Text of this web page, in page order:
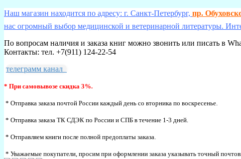
Наш магазин находится по адресу: г. Санкт-Петербург, пр.
нас огромный выбор медицинской и ветеринарной литературы.
По вопросам наличия и заказа книг можно звонить или писать в
Контакты: тел. +7(911) 124-22-54
телеграмм канал
* При самовывозе скидка 3%.
* Отправка заказа почтой России каждый день со вторника по воскресенье.
* Отправка заказа ТК СДЭК по России и СПБ в течение 1-3 дней.
* Отправляем книги после полной предоплаты заказа.
* Уважаемые покупатели, просим при оформлении заказа указывать точный